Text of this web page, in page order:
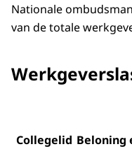
Nationale
van de totale
Collegelid Beloning